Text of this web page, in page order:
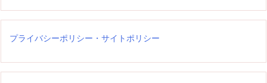
プライバシーポリシー・サイトポリシー